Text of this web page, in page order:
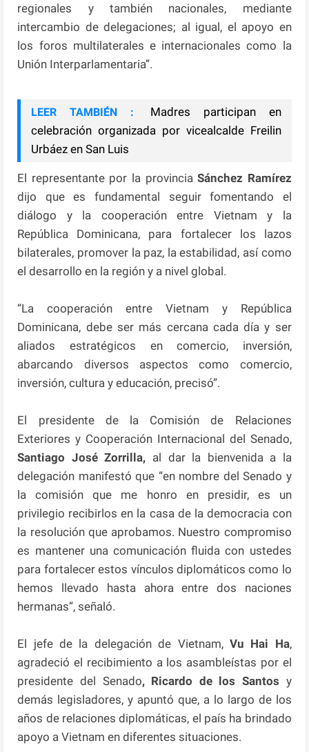
regionales y también nacionales, mediante
intercambio de delegaciones; al igual, el apoyo en
los foros multilaterales e internacionales como la
Unión Interparlamentaria”.
LEER TAMBIÉN :
Madres participan en
celebración organizada por vicealcalde Freilin
Urbáez en San Luis
El representante por la provinciaSánchez Ramírez
dijo que es fundamental seguir fomentando el
diálogo y la cooperación entre Vietnam y la
República Dominicana, para fortalecer los lazos
bilaterales, promover la paz, la estabilidad, así como
el desarrollo en la región y a nivel global.
“La cooperación entre Vietnam y República
Dominicana, debe ser más cercana cada día y ser
aliados estratégicos en comercio, inversión,
abarcando diversos aspectos como comercio,
inversión, cultura y educación, precisó”.
El presidente de la Comisión de Relaciones
Exteriores y Cooperación Internacional del Senado,
Santiago José Zorrilla, al dar la bienvenida a la
delegación manifestó que “en nombre del Senado y
la comisión que me honro en presidir, es un
privilegio recibirlos en la casa de la democracia con
la resolución que aprobamos. Nuestro compromiso
es mantener una comunicación fluida con ustedes
para fortalecer estos vínculos diplomáticos como lo
hemos llevado hasta ahora entre dos naciones
hermanas”, señaló.
El jefe de la delegación de Vietnam,Vu Hai Ha,
agradeció el recibimiento a los asambleístas por el
presidente del Senado, Ricardo de los Santos y
demás legisladores, y apuntó que, a lo largo de los
años de relaciones diplomáticas, el país ha brindado
apoyo a Vietnam en diferentes situaciones.